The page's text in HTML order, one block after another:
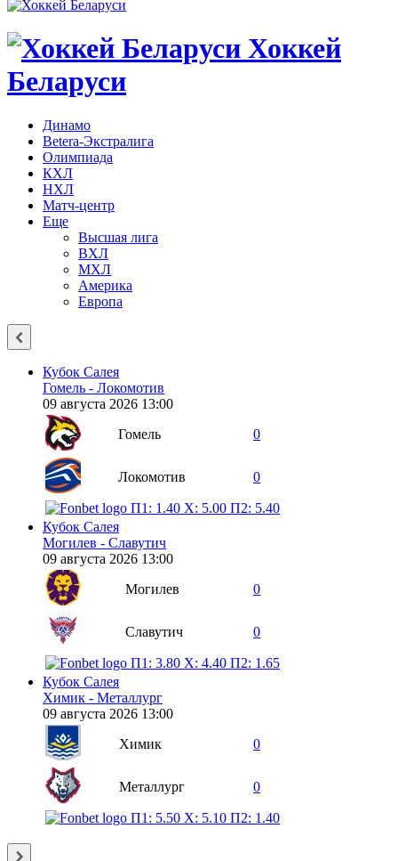
Хоккей
Беларуси
Динамо
Betera-Экстралига
Олимпиада
КХЛ
НХЛ
Матч-центр
Еще
Высшая лига
ВХЛ
МХЛ
Америка
Европа
Кубок Салея
Гомель - Локомотив
09 августа 2026 13:00
Гомель
0
Локомотив 0
П1: 1.40 X: 5.00 П2: 5.40
Кубок Салея
Могилев - Славутич
09 августа 2026 13:00
Могилев
0
Славутич 0
П1: 3.80 X: 4.40 П2: 1.65
Кубок Салея
Химик - Металлург
09 августа 2026 13:00
Химик
0
Металлург 0
П1: 5.50 X: 5.10 П2: 1.40